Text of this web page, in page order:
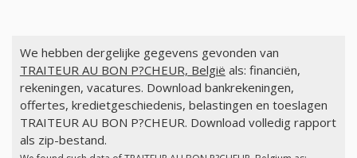
We hebben dergelijke gegevens gevonden van
TRAITEUR AU BON P?CHEUR, België als: financiën,
rekeningen, vacatures. Download bankrekeningen,
offertes, kredietgeschiedenis, belastingen en toeslagen
TRAITEUR AU BON P?CHEUR. Download volledig rapport
als zip-bestand.